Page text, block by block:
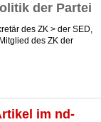
der Partei
des ZK > der SED,
des ZK der
im nd-